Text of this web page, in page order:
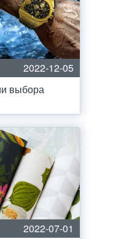
2022-12-05
выбора
2022-07-01